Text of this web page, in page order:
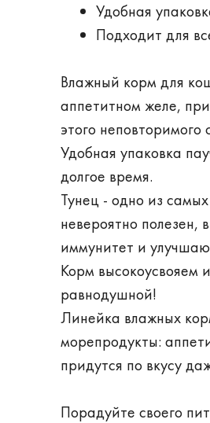
Удобная
Подходит для
Влажный корм для
аппетитном желе,
этого
Удобная упаковка
долгое время.
Тунец - одно из
невероятно полезен,
иммунитет и
Корм высокоусвояем
равнодушной!
Линейка влажных
морепродукты:
придутся по вкусу
Порадуйте своего